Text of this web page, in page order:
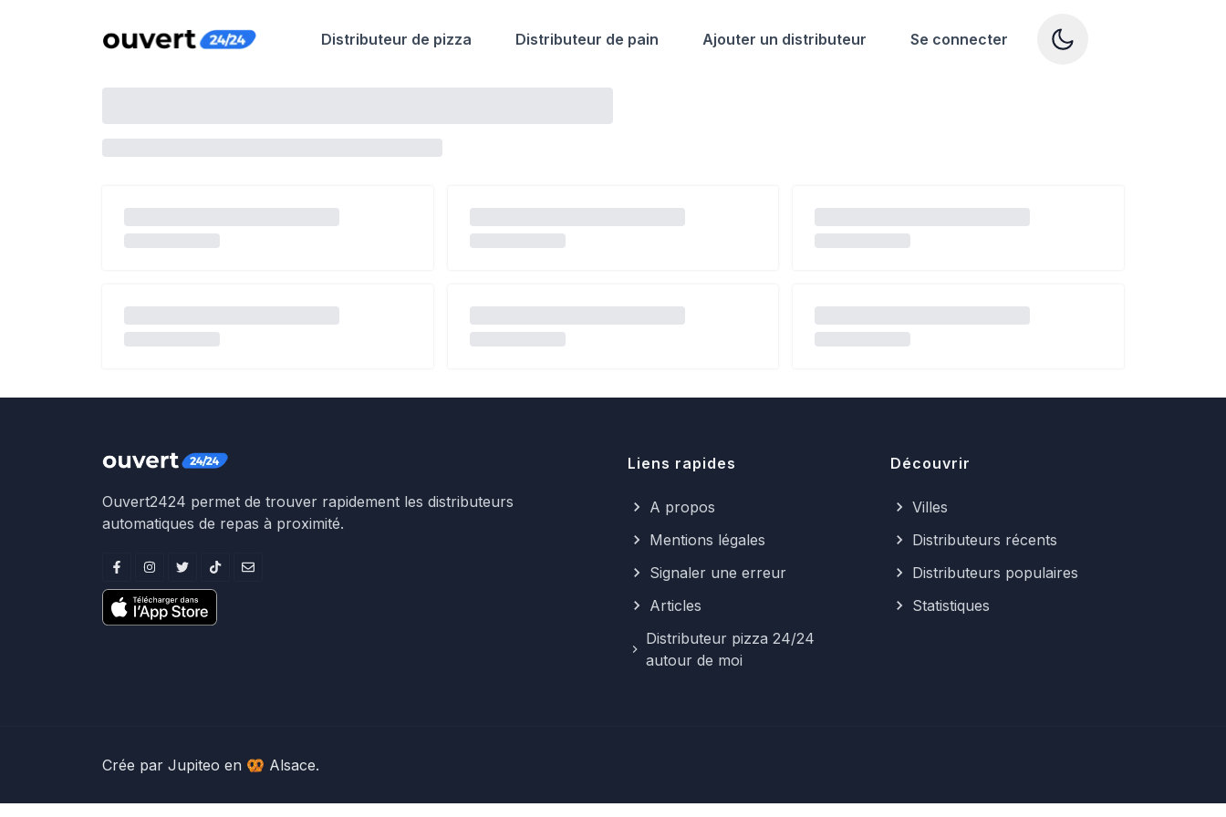
Distributeur de pizza Distributeur de pain Ajouter un distributeur Se connecter
Ouvert2424 permet de trouver rapidement les distributeurs
automatiques de repas à proximité.
Liens rapides
A propos
Mentions légales
Signaler une erreur
Articles
Distributeur pizza 24/24
autour de moi
Découvrir
Villes
Distributeurs récents
Distributeurs populaires
Statistiques
Crée par Jupiteo en 🥨 Alsace.